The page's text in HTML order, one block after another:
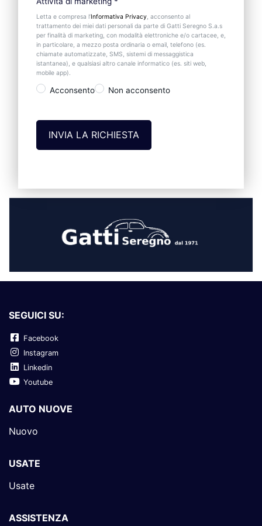
Letta e compresa l’Informativa Privacy , acconsento al
trattamento dei miei dati personali da parte di Gatti Seregno S.a.s
per finalità di marketing, con modalità elettroniche e/o cartacee, e,
in particolare, a mezzo posta ordinaria o email, telefono (es.
chiamate automatizzate, SMS, sistemi di messaggistica
istantanea), e qualsiasi altro canale informatico (es. siti web,
mobile app).
Acconsento Non acconsento
SEGUICI SU:
Facebook
Instagram
Linkedin
Youtube
AUTO NUOVE
Nuovo
USATE
Usate
ASSISTENZA